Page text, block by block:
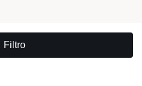
Filtro